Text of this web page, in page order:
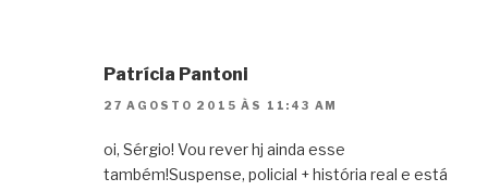
Patrícia Pantoni
27 AGOSTO 2015 ÀS 11:43 AM
oi, Sérgio! Vou rever hj ainda esse
também!Suspense, policial + história real e está